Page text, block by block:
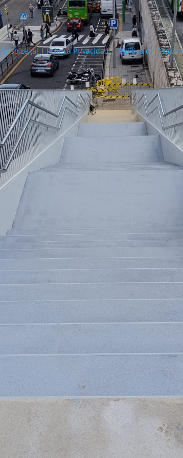
Aviso Legal|Política Privacidad|Política de Cookies